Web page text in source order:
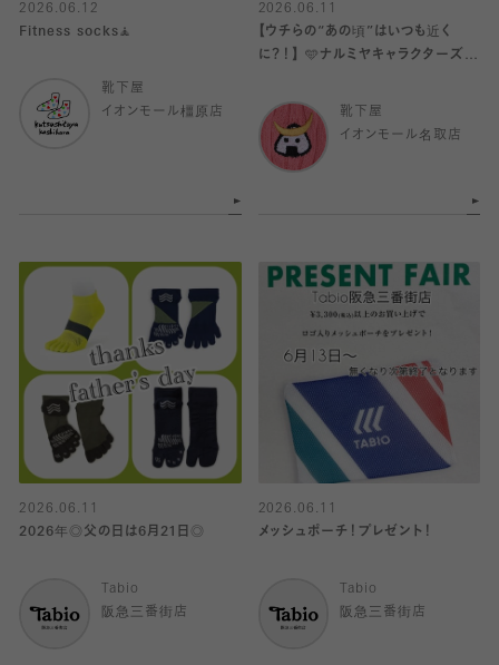
2026.06.12
Fitness socks🧘
靴下屋
イオンモール橿原店
2026.06.11
【ウチらの“あの頃”はいつも近く
に？！】 🩵ナルミヤキャラクターズ×
靴下屋
イオンモール名取店
2026.06.11
2026年◎父の日は6月21日◎
Tabio
阪急三番街店
2026.06.11
メッシュポーチ！プレゼント！
Tabio
阪急三番街店